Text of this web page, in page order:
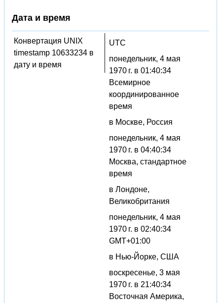
Дата и время
Конвертация UNIX
timestamp 10633234 в
дату и время
UTC
понедельник, 4 мая
1970 г. в 01:40:34
Всемирное
координированное
время
в Москве, Россия
понедельник, 4 мая
1970 г. в 04:40:34
Москва, стандартное
время
в Лондоне,
Великобритания
понедельник, 4 мая
1970 г. в 02:40:34
GMT+01:00
в Нью-Йорке, США
воскресенье, 3 мая
1970 г. в 21:40:34
Восточная Америка,